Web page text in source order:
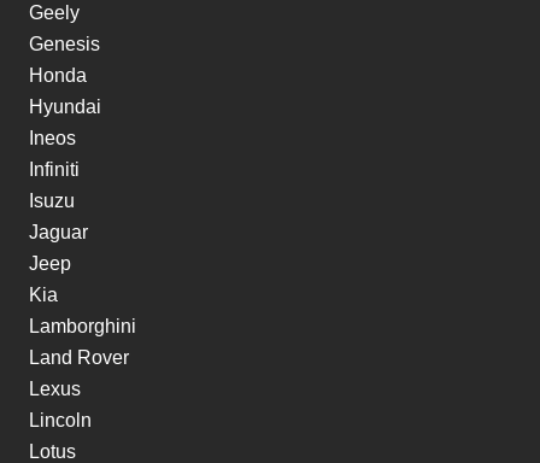
Geely
Genesis
Honda
Hyundai
Ineos
Infiniti
Isuzu
Jaguar
Jeep
Kia
Lamborghini
Land Rover
Lexus
Lincoln
Lotus